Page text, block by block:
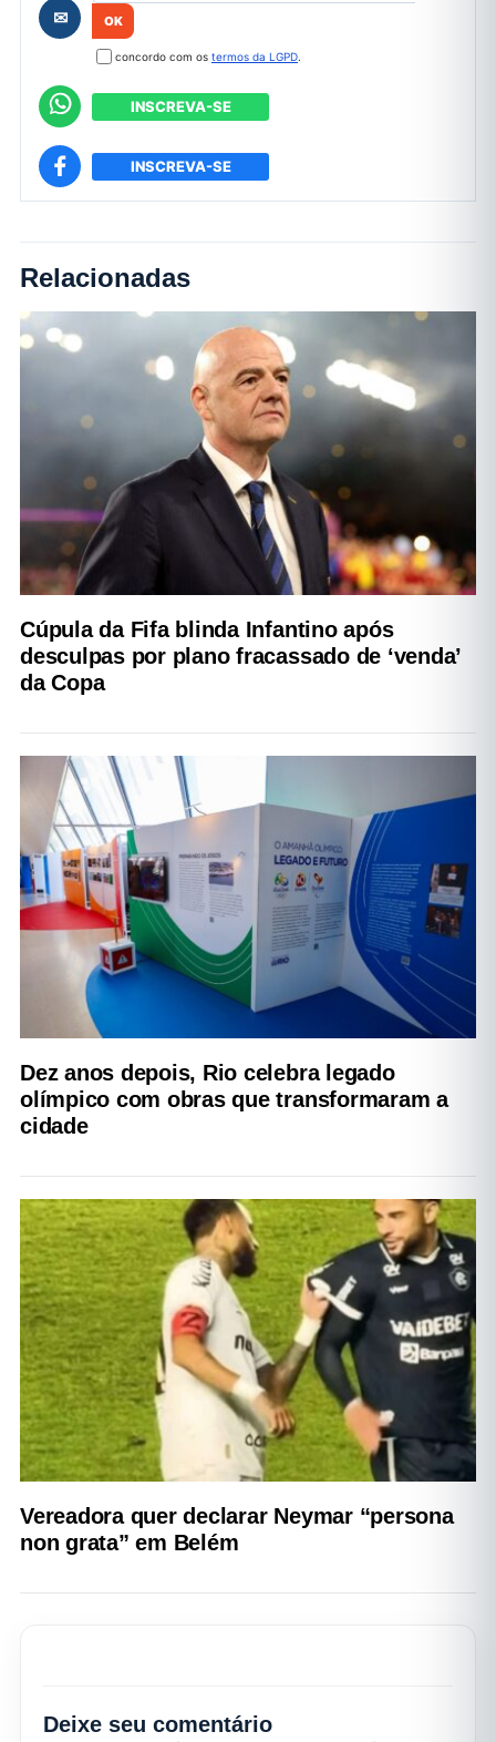
✉
concordo com os termos da LGPD.
INSCREVA-SE
INSCREVA-SE
Relacionadas
Cúpula da Fifa blinda Infantino após
desculpas por plano fracassado de ‘venda’
da Copa
Dez anos depois, Rio celebra legado
olímpico com obras que transformaram a
cidade
Vereadora quer declarar Neymar “persona
non grata” em Belém
Deixe seu comentário